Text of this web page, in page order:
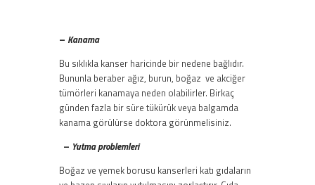
– Kanama
Bu sıklıkla kanser haricinde bir nedene bağlıdır.
Bununla beraber ağız, burun, boğaz ve akciğer
tümörleri kanamaya neden olabilirler. Birkaç
günden fazla bir süre tükürük veya balgamda
kanama görülürse doktora görünmelisiniz.
– Yutma problemleri
Boğaz ve yemek borusu kanserleri katı gıdaların